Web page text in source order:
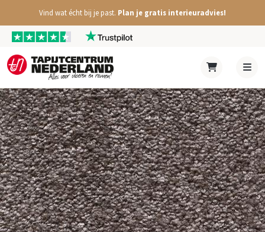
Vind wat écht bij je past. Plan je gratis interieuradvies!